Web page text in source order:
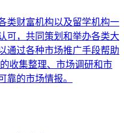
类财富机构以及留学机构一
可，共同策划和举办各类大
通过各种市场推广手段帮助
收集整理、市场调研和市
靠的市场情报。